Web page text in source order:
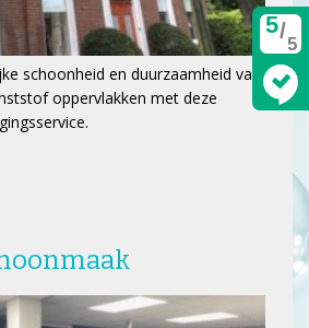
schoonheid en duurzaamheid van
oppervlakken met deze
5/
5